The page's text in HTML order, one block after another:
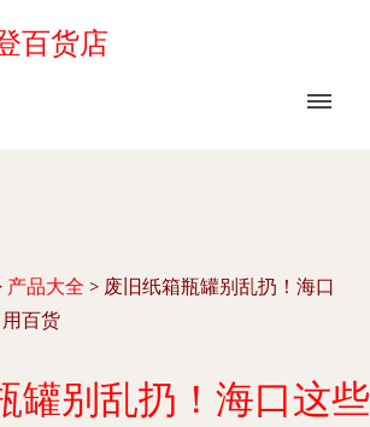
百货店
产品大全 > 废旧纸箱瓶罐别乱扔！海口
百货
罐别乱扔！海口这些